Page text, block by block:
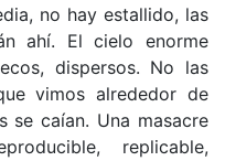
no hay estallido, las
ahí. El cielo enorme
dispersos. No las
vimos alrededor de
se caían. Una masacre
replicable,